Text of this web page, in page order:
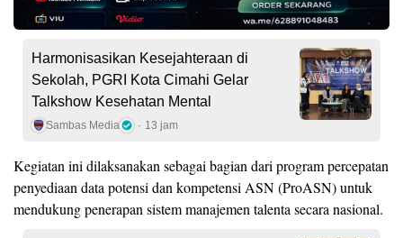
Harmonisasikan Kesejahteraan di
Sekolah, PGRI Kota Cimahi Gelar
Talkshow Kesehatan Mental
Sambas Media 13 jam
Kegiatan ini dilaksanakan sebagai bagian dari program percepatan
penyediaan data potensi dan kompetensi ASN (ProASN) untuk
mendukung penerapan sistem manajemen talenta secara nasional.